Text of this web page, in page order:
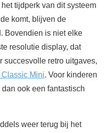
tijdperk van dit systeem
komt, blijven de
Bovendien is niet elke
resolutie display, dat
succesvolle retro uitgaves,
Mini. Voor kinderen
ook een fantastisch
weer terug bij het